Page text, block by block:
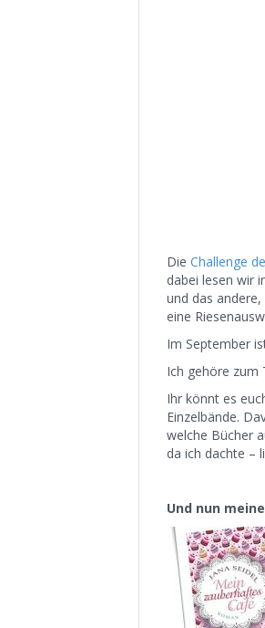
Die Challenge
dabei lesen wir
und das
eine
Im September
Ich gehöre zum
Ihr könnt es
Einzelbände.
welche Bücher
da ich dachte –
Und nun